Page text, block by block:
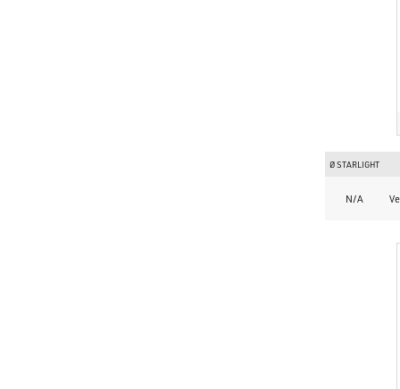
Ø STARLIGHT
N/A